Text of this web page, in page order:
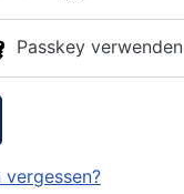
Passkey verwenden